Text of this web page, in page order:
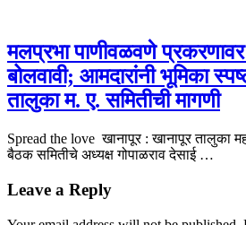
मलप्रभा पाणीवळवणे प्रकरणावर
बोलवावी; आमदारांनी भूमिका
तालुका म. ए. समितीची मागणी
Spread the love खानापूर : खानापूर तालुका
बैठक समितीचे अध्यक्ष गोपाळराव देसाई …
Leave a Reply